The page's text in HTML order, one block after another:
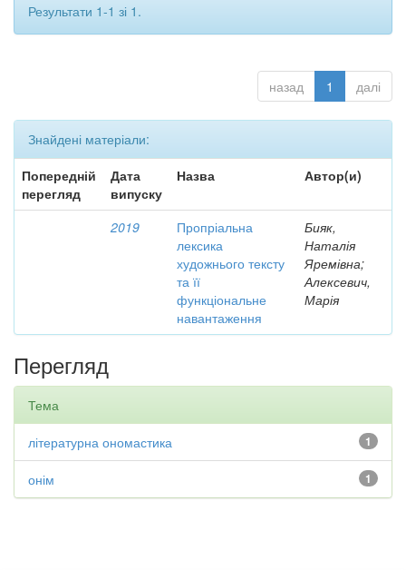
Результати 1-1 зі 1.
назад 1 далі
Знайдені матеріали:
Попередній
перегляд
Дата
випуску
Назва Автор(и)
2019
Пропріальна
лексика
художнього тексту
та її
функціональне
навантаження
Бияк,
Наталія
Яремівна;
Алексевич,
Марія
Перегляд
Тема
1
літературна ономастика
1
онім